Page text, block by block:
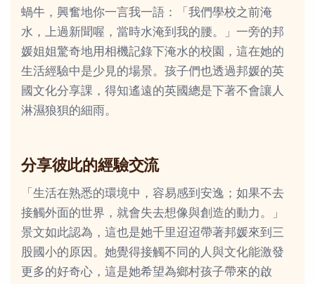
蝸牛，興奮地你一言我一語：「我們學校之前淹
水，上過新聞喔，當時水淹到我的腰。」一旁的邦
媛姐姐驚奇地用相機記錄下淹水的校園，這在她的
生活經驗中是少見的場景。孩子們也透過邦媛的英
國文化分享課，得知遙遠的英國總是下著不會讓人
淋濕狼狽的細雨。
分享彼此的經驗交流
「生活在熟悉的環境中，容易感到安逸；如果不去
接觸外面的世界，就會失去想像與創造的動力。」
景文如此認為，這也是她千里迢迢帶著邦媛來到三
股國小的原因。她覺得接觸不同的人與文化能激發
更多的好奇心，這是她希望為鄉村孩子帶來的啟